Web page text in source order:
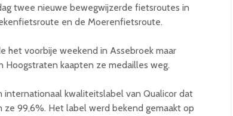
twee nieuwe bewegwijzerde fietsroutes in
en de Moerenfietsroute.
het voorbije weekend in Assebroek maar
kaapten ze medailles weg.
kwaliteitslabel van Qualicor dat
ze 99,6%. Het label werd bekend gemaakt op